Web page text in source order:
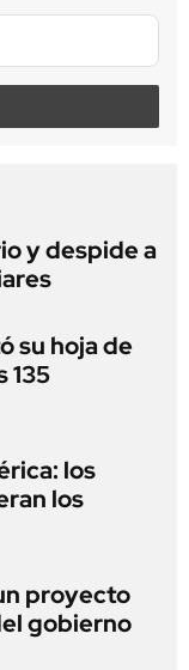
y despide a
su hoja de
135
los
los
proyecto
gobierno